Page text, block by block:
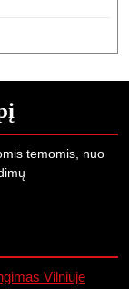
temomis, nuo
Vilniuje